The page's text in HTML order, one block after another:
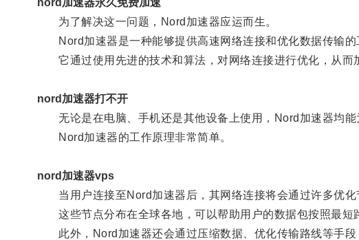
nord加速器永久免费加速
为了解决这一问题，Nord加速器应运而生。
Nord加速器是一种能够提供高速网络连接和优化数据传输的
它通过使用先进的技术和算法，对网络连接进行优化，从而
nord加速器打不开
无论是在电脑、手机还是其他设备上使用，Nord加速器均能
Nord加速器的工作原理非常简单。
nord加速器vps
当用户连接至Nord加速器后，其网络连接将会通过许多优化
这些节点分布在全球各地，可以帮助用户的数据包按照最短
此外，Nord加速器还会通过压缩数据、优化传输路线等手段